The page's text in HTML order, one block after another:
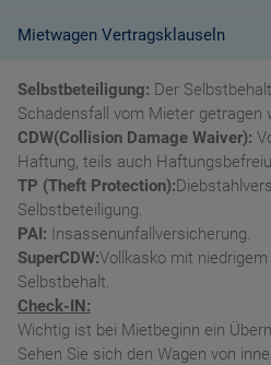
Mietwagen Vertragsklauseln
Selbstbeteiligung: Der
Schadensfall vom Mieter getragen
CDW(Collision Damage Waiver):
Haftung, teils auch
TP (Theft Protection):
Selbstbeteiligung.
PAI: Insassenunfallversicherung.
SuperCDW:Vollkasko mit
Selbstbehalt.
Check-IN:
Wichtig ist bei Mietbeginn ein
Sehen Sie sich den Wagen von